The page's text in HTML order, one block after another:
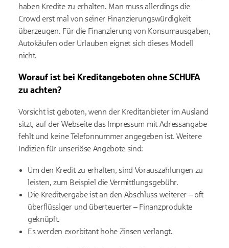
haben Kredite zu erhalten. Man muss allerdings die
Crowd erst mal von seiner Finanzierungswürdigkeit
überzeugen. Für die Finanzierung von Konsumausgaben,
Autokäufen oder Urlauben eignet sich dieses Modell
nicht.
Worauf ist bei Kreditangeboten ohne SCHUFA
zu achten?
Vorsicht ist geboten, wenn der Kreditanbieter im Ausland
sitzt, auf der Webseite das Impressum mit Adressangabe
fehlt und keine Telefonnummer angegeben ist. Weitere
Indizien für unseriöse Angebote sind:
Um den Kredit zu erhalten, sind Vorauszahlungen zu
leisten, zum Beispiel die Vermittlungsgebühr.
Die Kreditvergabe ist an den Abschluss weiterer – oft
überflüssiger und überteuerter – Finanzprodukte
geknüpft.
Es werden exorbitant hohe Zinsen verlangt.